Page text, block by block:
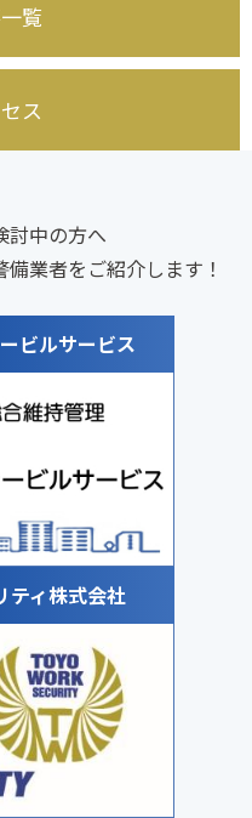
覧
ス
討中の方へ
備業者を ご紹介します！
ビルサービス
ティ株式会社